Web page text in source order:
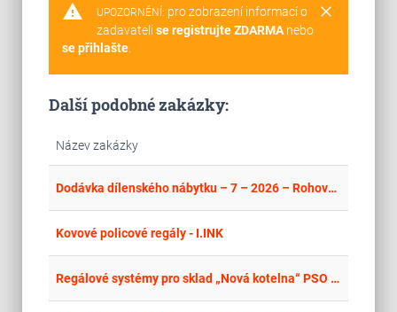
warning clear
UPOZORNĚNÍ: pro zobrazení informací o
zadavateli se registrujte ZDARMAnebo
se přihlašte.
Další podobné zakázky:
Název zakázky
Dodávka dílenského nábytku – 7 – 2026 – Rohový regál
Kovové policové regály - I.INK
Regálové systémy pro sklad „Nová kotelna“ PSO Nymburk